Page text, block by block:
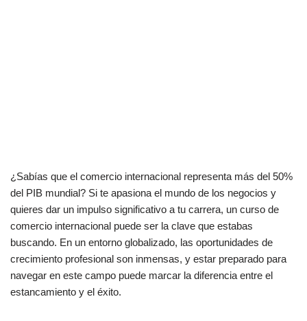
¿Sabías que el comercio internacional representa más del 50%
del PIB mundial? Si te apasiona el mundo de los negocios y
quieres dar un impulso significativo a tu carrera, un curso de
comercio internacional puede ser la clave que estabas
buscando. En un entorno globalizado, las oportunidades de
crecimiento profesional son inmensas, y estar preparado para
navegar en este campo puede marcar la diferencia entre el
estancamiento y el éxito.